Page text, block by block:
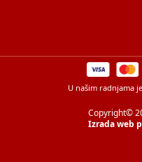
U našim radnjama
Copyright©
Izrada web